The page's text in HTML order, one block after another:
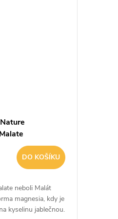
B6 300 cps.
DO KOŠÍKU
neboli Malát
magnesia, kdy je
kyselinu jablečnou.